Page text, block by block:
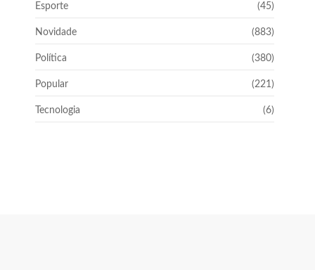
Esporte (45)
Novidade (883)
Política (380)
Popular (221)
Tecnologia (6)